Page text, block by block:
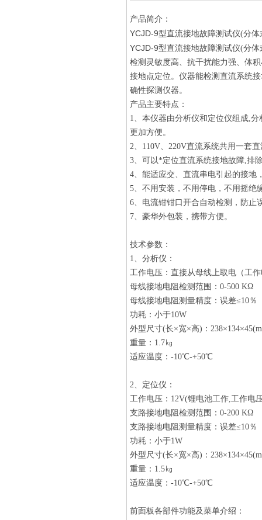
产品简介：
YCJD-9型直流接地故障测试仪(分体
YCJD-9型直流接地故障测试仪(分体
检测灵敏度高、抗干扰能力强、体
接地点定位。仪器能检测直流系统
确性探测仪器。
产品主要特点：
1、本仪器由分析仪和定位仪组成,
更加方便。
2、110V、220V直流系统共用一套
3、可以*定位直流系统接地故障,排
4、能适应交、直流串电引起的接地
5、不用安装，不用停电，不用摇绝
6、电流钳钳口开合自动检测，防止
7、豪华外包装，携带方便。
技术参数：
1、分析仪：
工作电压：直接从母线上取电（工
母线接地电阻检测范围：0-500 KΩ
母线接地电阻测量精度：误差≤10％
功耗：小于10W
外型尺寸(长×宽×高)：
重量：1.7㎏
适应温度：-10℃-+50℃
2、定位仪：
工作电压：12V(锂电池工作,工作电
支路接地电阻检测范围：0-200 KΩ
支路接地电阻测量精度：误差≤10％
功耗：小于1W
外型尺寸(长×宽×高)：
重量：1.5㎏
适应温度：-10℃-+50℃
前面板各部件功能及菜单介绍：